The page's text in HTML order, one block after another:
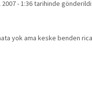
2007 - 1:36 tarihinde gönderildi
yok ama keske benden